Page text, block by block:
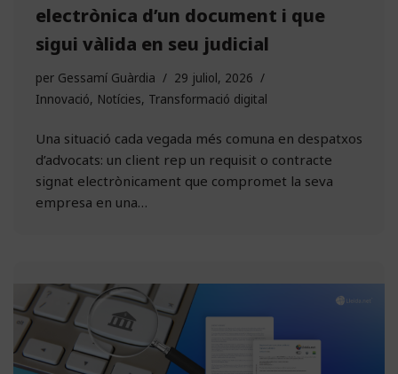
electrònica d’un document i que
sigui vàlida en seu judicial
per Gessamí Guàrdia
29 juliol, 2026
Innovació, Notícies, Transformació digital
Una situació cada vegada més comuna en despatxos
d’advocats: un client rep un requisit o contracte
signat electrònicament que compromet la seva
empresa en una…